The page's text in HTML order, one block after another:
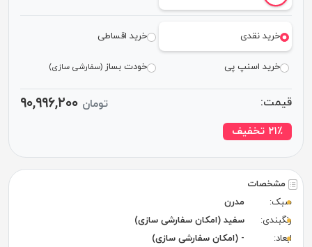
مشخصات
سبک:
مدرن
رنگبندی:
سفید (امکان سفارشی سازی)
ابعاد:
- (امکان سفارشی سازی)
خرید نقدی خرید اقساطی
خرید اسنپ پی خودت بساز(سفارشی سازی)
قیمت: تومان ۹۰,۹۹۶,۲۰۰
۲۱٪ تخفیف